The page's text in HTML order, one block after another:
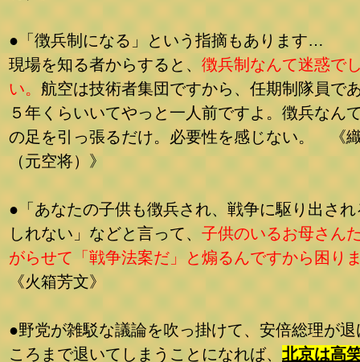
●「徴兵制になる」という指摘もあります…
現場を知る者からすると、 徴兵制なんて迷惑で
い。 航空は技術者集団ですから、任期制隊員で
５年くらいいてやっと一人前ですよ。徴兵なん
の足を引っ張るだけ。必要性を感じない。 《
（元空将）》
●「あなたの子供も徴兵され、戦争に駆り出され
しれない」などと言って、 子供のいるお母さん
がらせて「戦争法案だ」と煽るんですから困り
《火箱芳文》
●野党が雑駁な議論を吹っ掛けて、安倍総理が退
ころまで退いてしまうことになれば、 北京は高